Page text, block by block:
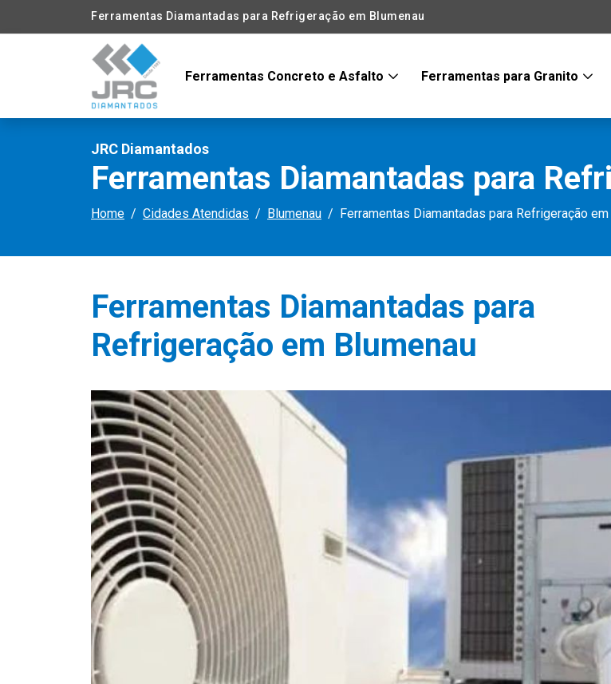
Ferramentas Diamantadas para Refrigeração em Blumenau
Ferramentas Concreto e Asfalto Ferramentas para Granito
JRC Diamantados
Ferramentas Diamantadas para
Home Cidades Atendidas Blumenau Ferramentas Diamantadas para Refrigeração
Ferramentas Diamantadas para
Refrigeração em Blumenau